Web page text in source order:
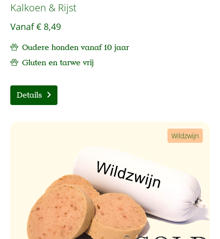
Kalkoen & Rijst
Vanaf€ 8,49
Oudere honden vanaf 10 jaar
Gluten en tarwe vrij
Details
Wildzwijn